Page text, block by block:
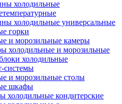
холодильные
холодильные универсальные
горки
и морозильные камеры
холодильные и морозильные
холодильные
системы
и морозильные столы
шкафы
холодильные кондитерские